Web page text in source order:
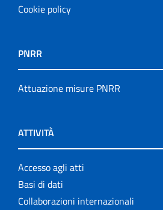
Cookie policy
PNRR
Attuazione misure PNRR
ATTIVITÀ
Accesso agli atti
Basi di dati
Collaborazioni internazionali